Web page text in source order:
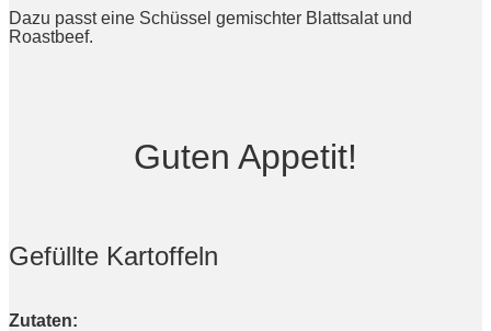
Dazu passt eine Schüssel gemischter Blattsalat und
Roastbeef.
Guten Appetit!
Gefüllte Kartoffeln
Zutaten: